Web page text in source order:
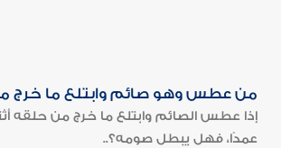
من عطس وهو صائم وابتلع ما خرج
إذا عطس الصائم وابتلع ما خرج من حلقه
عمدًا، فهل يبطل صومه؟..